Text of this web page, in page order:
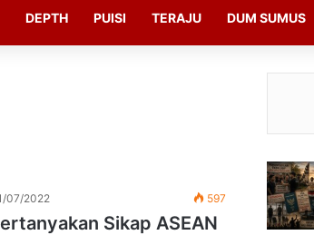
DEPTH PUISI TERAJU DUM SUMUS
07/2022 597
Sikap ASEAN